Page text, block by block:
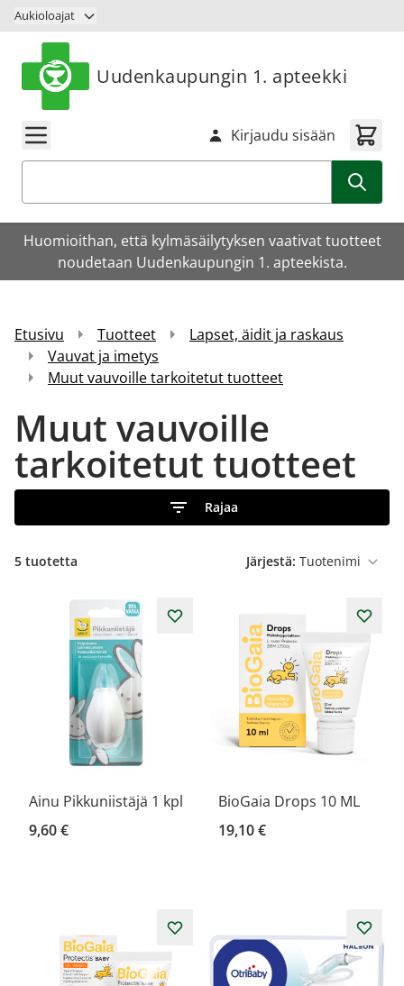
Siirry sisältöön
Aukioloajat
Uudenkaupungin 1. apteekki
Kirjaudu sisään
Huomioithan, että kylmäsäilytyksen vaativat tuotteet
noudetaan Uudenkaupungin 1. apteekista.
Etusivu Tuotteet
Lapset, äidit ja raskaus
Vauvat ja imetys
Muut vauvoille tarkoitetut tuotteet
Muut vauvoille
tarkoitetut tuotteet
Rajaa
5 tuotetta Järjestä:
Ainu Pikkuniistäjä 1 kpl
9,60 €
BioGaia Drops 10 ML
19,10 €